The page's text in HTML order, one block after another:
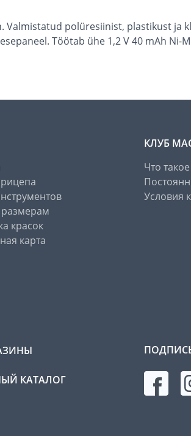
polüresiinist, plastikust ja
Töötab ühe 1,2 V 40 mAh Ni-
размерам
красок
карта
КЛУБ
Что
Условия
КАТАЛОГ